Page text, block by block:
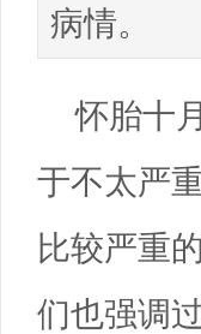
病情。
怀胎十
于不太严
比较严重
们也强调